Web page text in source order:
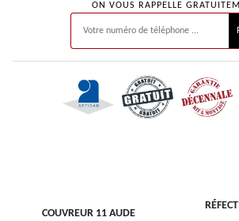
ON VOUS RAPPELLE
COUVREUR 11 AUDE